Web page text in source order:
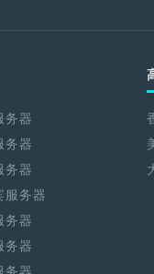
务器
务器
务器
服务器
务器
务器